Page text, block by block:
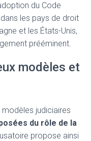
du Code
les pays de droit
et les États-Unis,
prééminent.
modèles et
judiciaires
du rôle de la
propose ainsi